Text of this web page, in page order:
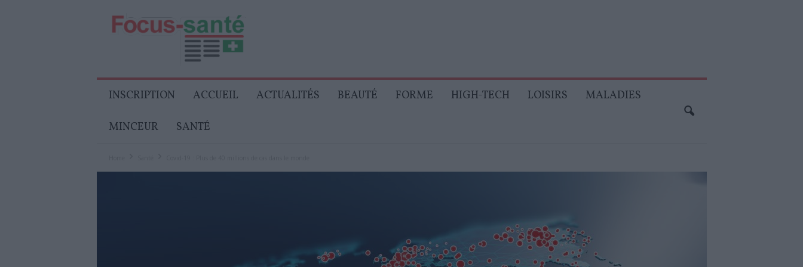
Senior
INSCRIPTION ACCUEIL ACTUALITÉS BEAUTÉ FORME HIGH-TECH LOISIRS MALADIES
MINCEUR SANTÉ